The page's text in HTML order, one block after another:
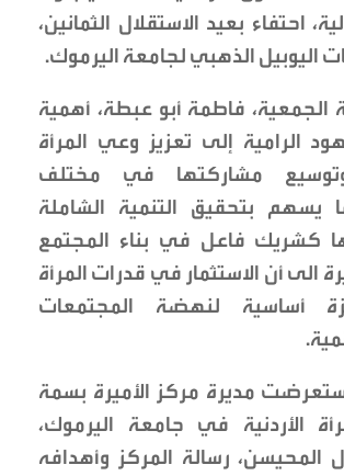
احتفاء بعيد الاستقلال الثمانين،
اليوبيل الذهبي لجامعة اليرموك.
الجمعية، فاطمة أبو عبطة، أهمية
الرامية إلى تعزيز وعي المرأة
مشاركتها في مختلف
يسهم بتحقيق التنمية الشاملة
كشريك فاعل في بناء المجتمع
الى أن الاستثمار في قدرات المرأة
أساسية لنهضة المجتمعات
مديرة مركز الأميرة بسمة
الأردنية في جامعة اليرموك،
المحيسن، رسالة المركز وأهدافه